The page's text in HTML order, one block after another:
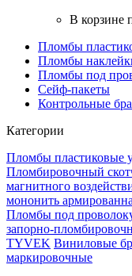
В корзине
Пломбы
Пломбы
Пломбы под
Cейф-пакеты
Контрольные
Категории
Пломбы пластиковые
Пломбировочный
магнитного
мононить
Пломбы под
запорно-
TYVEK Виниловые
маркировочные